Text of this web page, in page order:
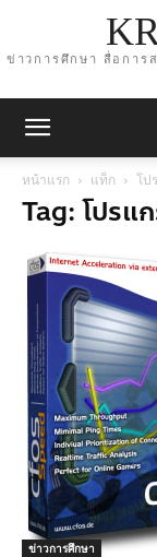
ข่าวการศึกษา สื่อการ
หน้าแรก แท็ก โป
Tag: โปรแ
ข่าวการศึกษา